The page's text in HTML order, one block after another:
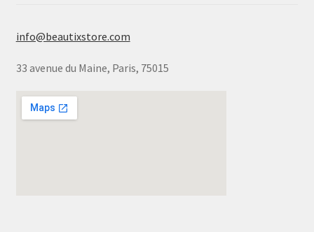
info@beautixstore.com
33 avenue du Maine, Paris, 75015